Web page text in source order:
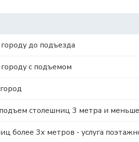
до подъезда
с подъемом
столешниц 3 метра и
более 3х метров - услуга